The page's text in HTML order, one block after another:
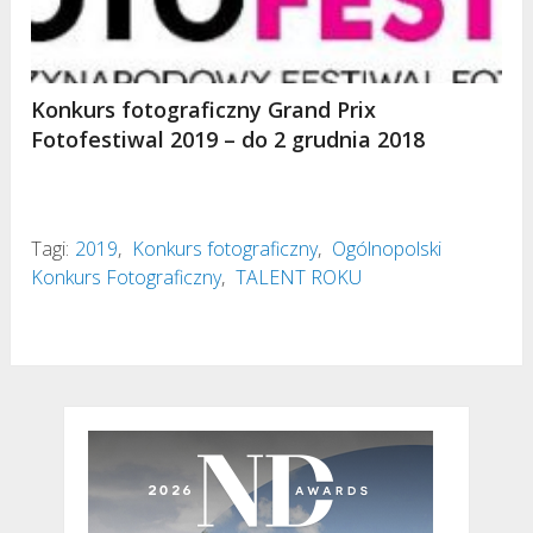
Konkurs fotograficzny Grand Prix
Fotofestiwal 2019 – do 2 grudnia 2018
Tagi: 2019, Konkurs fotograficzny, Ogólnopolski
Konkurs Fotograficzny, TALENT ROKU